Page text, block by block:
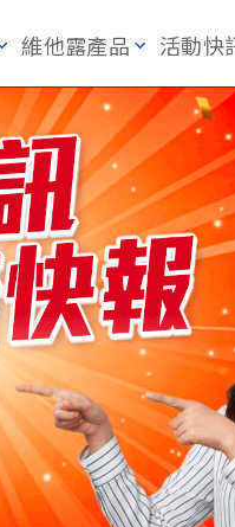
維他露產品 活動快